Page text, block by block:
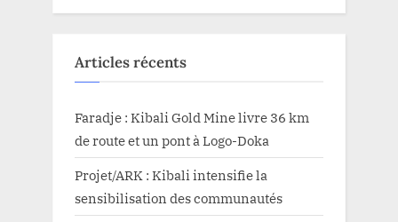
Articles récents
Faradje : Kibali Gold Mine livre 36 km
de route et un pont à Logo-Doka
Projet/ARK : Kibali intensifie la
sensibilisation des communautés